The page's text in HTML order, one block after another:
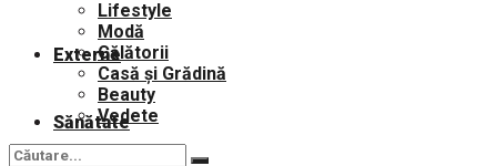
Externe
Sănătate
Lifestyle
Modă
Călătorii
Casă și Grădină
Beauty
Vedete